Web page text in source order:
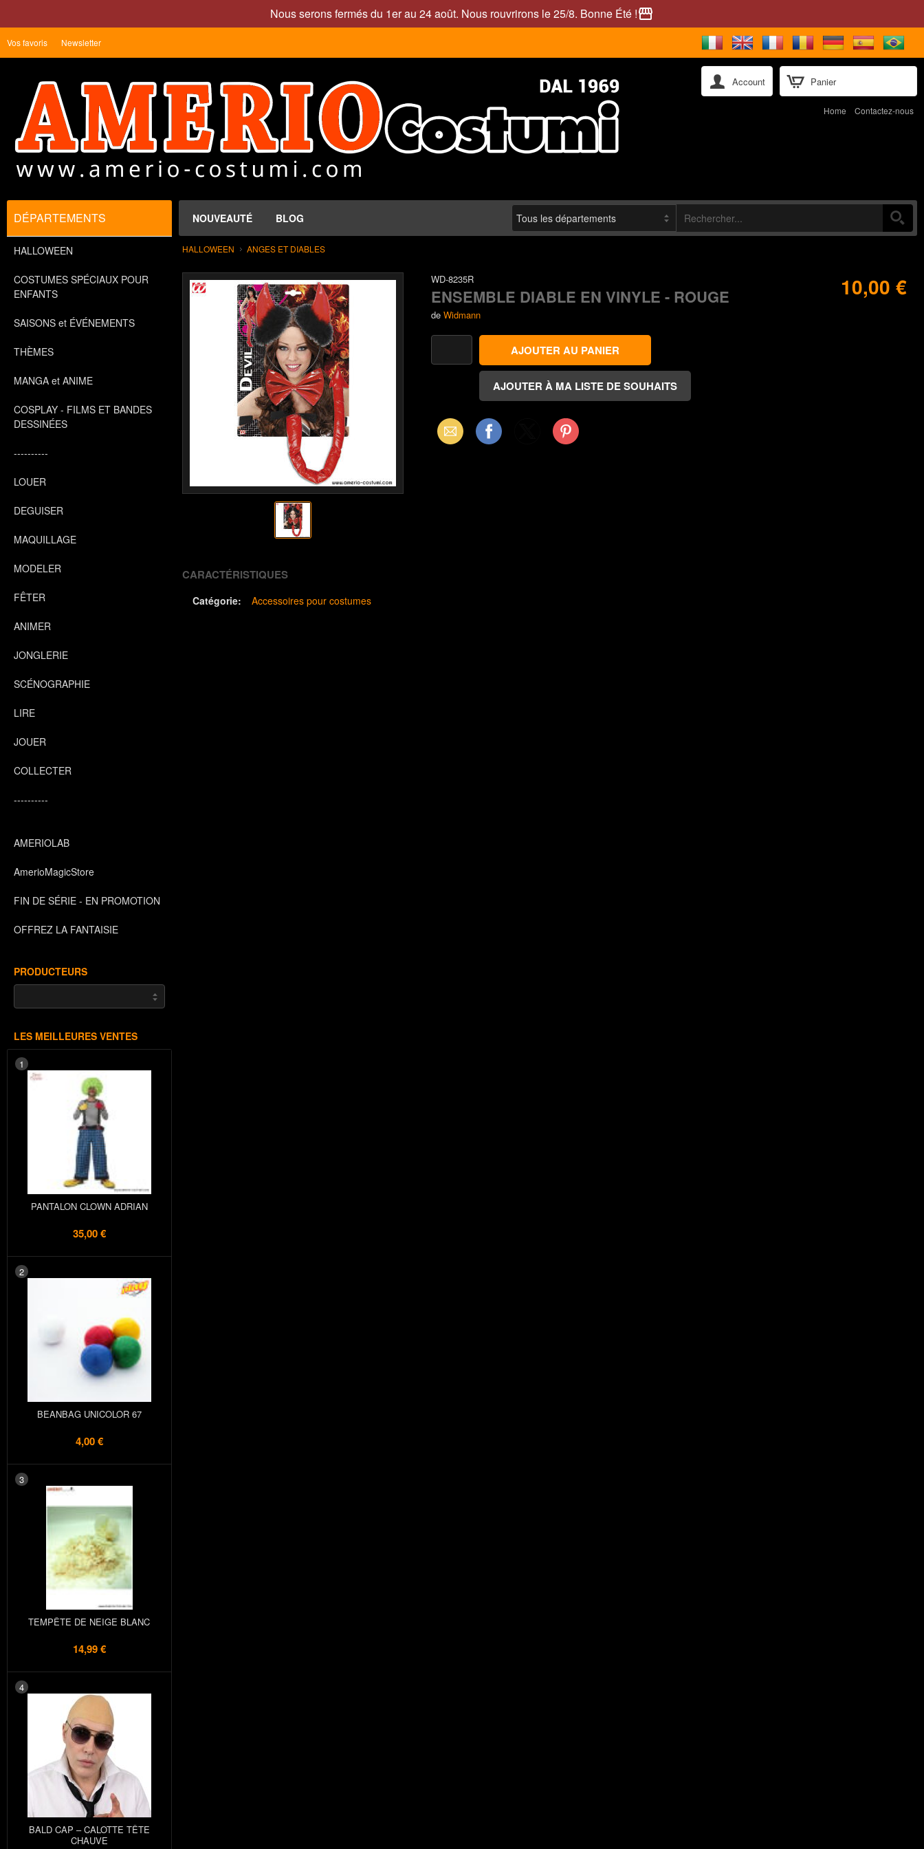
Nous serons fermés du 1er au 24 août. Nous rouvrirons le 25/8. Bonne Été !storefront
Panier
Vos favoris Newsletter
Account
Home Contactez-nous
NOUVEAUTÉ BLOG
DÉPARTEMENTS
HALLOWEEN
COSTUMES SPÉCIAUX POUR
ENFANTS
SAISONS et ÉVÉNEMENTS
THÈMES
MANGA et ANIME
COSPLAY - FILMS ET BANDES
DESSINÉES
----------
LOUER
DEGUISER
MAQUILLAGE
MODELER
FÊTER
ANIMER
JONGLERIE
SCÉNOGRAPHIE
LIRE
JOUER
COLLECTER
----------
AMERIOLAB
AmerioMagicStore
FIN DE SÉRIE - EN PROMOTION
OFFREZ LA FANTAISIE
PRODUCTEURS
LES MEILLEURES VENTES
1
PANTALON CLOWN ADRIAN
35,00 €
2
BEANBAG UNICOLOR 67
4,00 €
3
TEMPÊTE DE NEIGE BLANC
14,99 €
4
BALD CAP – CALOTTE TÊTE
CHAUVE
HALLOWEEN ANGES ET DIABLES
WD-8235R
ENSEMBLE DIABLE EN VINYLE - ROUGE
de Widmann
10,00 €
Email Facebook Pinterest
CARACTÉRISTIQUES
Catégorie: Accessoires pour costumes